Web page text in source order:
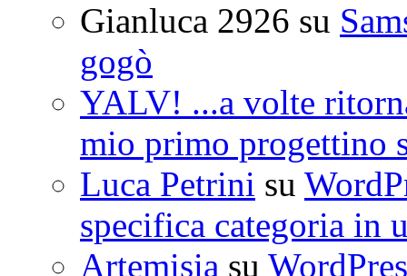
Gianluca 2926 su
gogò
YALV! ...a volte
mio primo progettino
Luca Petrini su
specifica categoria in
Artemisia su